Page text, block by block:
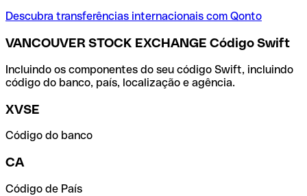
Descubra transferências internacionais com Qonto
VANCOUVER STOCK EXCHANGE Código Swift
Incluindo os componentes do seu código Swift, incluindo
código do banco, país, localização e agência.
XVSE
Código do banco
CA
Código de País